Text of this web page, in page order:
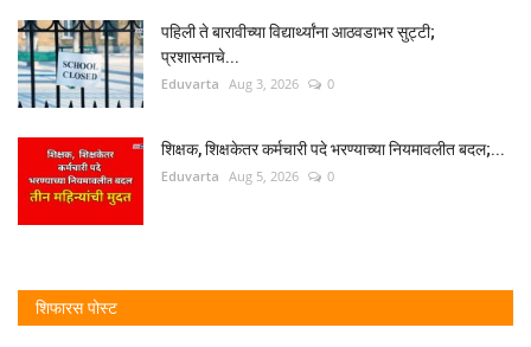
पहिली ते बारावीच्या विद्यार्थ्यांना आठवडाभर सुट्टी;
प्रशासनाचे...
Eduvarta Aug 3, 2026 0
शिक्षक, शिक्षकेतर कर्मचारी पदे भरण्याच्या नियमावलीत बदल;...
Eduvarta Aug 5, 2026 0
शिफारस पोस्ट